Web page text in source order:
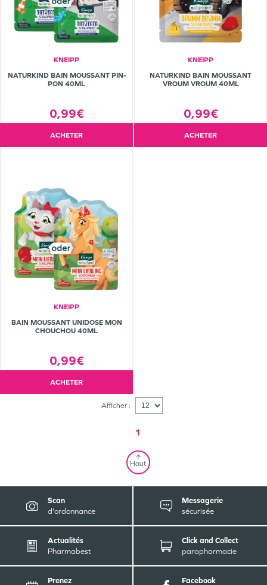
KNEIPP
NATURKIND BAIN MOUSSANT PIN-
PON 40ML
0,99€
ACHETER
KNEIPP
NATURKIND BAIN MOUSSANT
VROUM VROUM 40ML
0,99€
ACHETER
KNEIPP
BAIN MOUSSANT UNIDOSE MON
CHOUCHOU 40ML
0,99€
ACHETER
Afficher :
1
Haut
Scan
d'ordonnance
Messagerie
sécurisée
Actualités
Pharmabest
Click and Collect
parapharmacie
Prenez
Facebook